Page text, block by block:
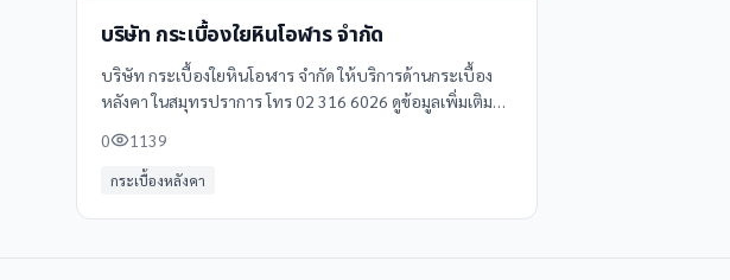
บริษัท กระเบื้องใยหินโอฬาร จำกัด
บริษัท กระเบื้องใยหินโอฬาร จำกัด ให้บริการด้านกระเบื้อง
หลังคา ในสมุทรปราการ โทร 02 316 6026 ดูข้อมูลเพิ่มเติม
0 1139
กระเบื้องหลังคา